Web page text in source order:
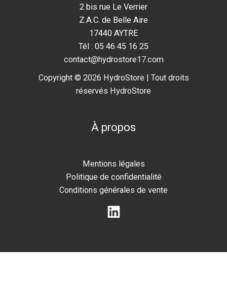
2 bis rue Le Verrier
Z.A.C. de Belle Aire
17440 AYTRE
Tél : 05 46 45 16 25
contact@hydrostore17.com
Copyright © 2026 HydroStore | Tout droits
réservés HydroStore
À propos
Mentions légales
Politique de confidentialité
Conditions générales de vente